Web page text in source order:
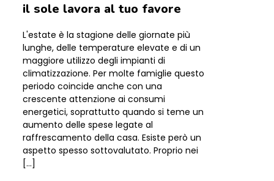
il sole lavora al tuo favore
L'estate è la stagione delle giornate più
lunghe, delle temperature elevate e di un
maggiore utilizzo degli impianti di
climatizzazione. Per molte famiglie questo
periodo coincide anche con una
crescente attenzione ai consumi
energetici, soprattutto quando si teme un
aumento delle spese legate al
raffrescamento della casa. Esiste però un
aspetto spesso sottovalutato. Proprio nei
[…]